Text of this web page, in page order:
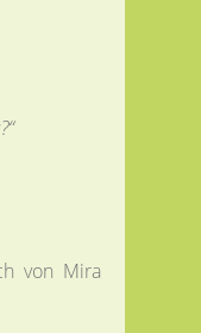
von Mira